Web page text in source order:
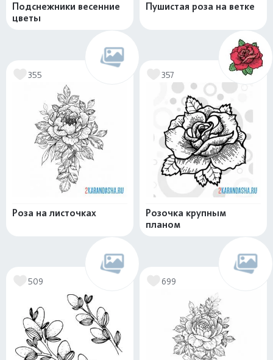
Подснежники весенние
цветы
Пушистая роза на ветке
355
Роза на листочках
357
Розочка крупным
планом
509 699